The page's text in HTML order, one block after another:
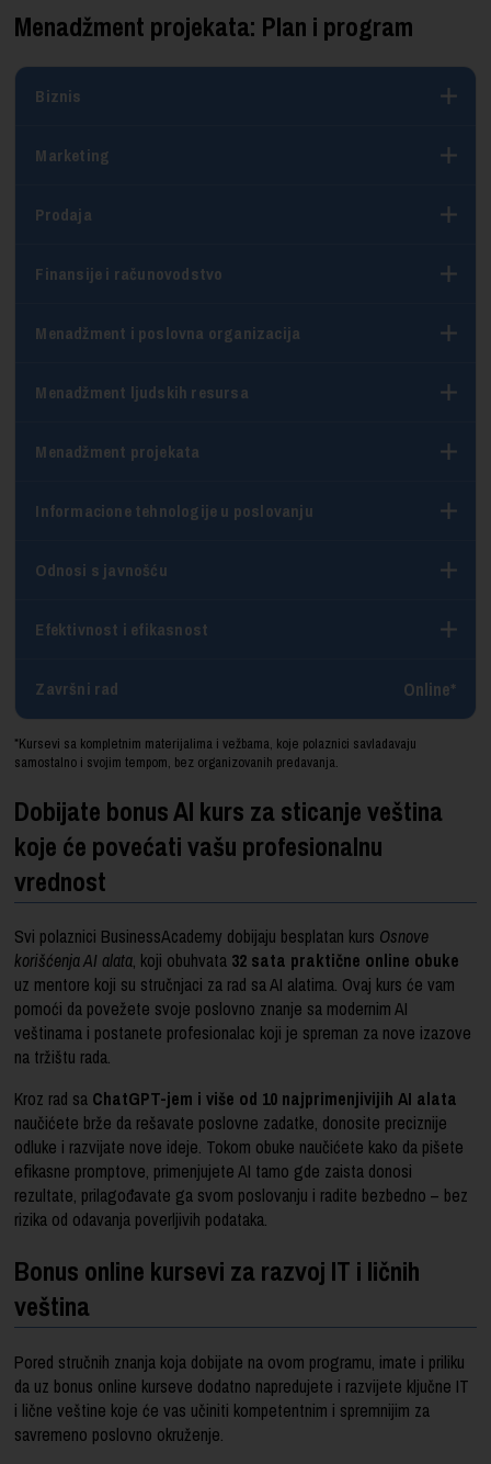
Menadžment projekata: Plan i program
Biznis
Marketing
Prodaja
Finansije i računovodstvo
Menadžment i poslovna organizacija
Menadžment ljudskih resursa
Menadžment projekata
Informacione tehnologije u poslovanju
Odnosi s javnošću
Efektivnost i efikasnost
Završni rad Online*
*Kursevi sa kompletnim materijalima i vežbama, koje polaznici savladavaju
samostalno i svojim tempom, bez organizovanih predavanja.
Dobijate bonus AI kurs za sticanje veština
koje će povećati vašu profesionalnu
vrednost
Svi polaznici BusinessAcademy dobijaju besplatan kurs Osnove
korišćenja AI alata, koji obuhvata 32 sata praktične online obuke
uz mentore koji su stručnjaci za rad sa AI alatima. Ovaj kurs će vam
pomoći da povežete svoje poslovno znanje sa modernim AI
veštinama i postanete profesionalac koji je spreman za nove izazove
na tržištu rada.
Kroz rad sa ChatGPT-jem i više od 10 najprimenjivijih AI alata
naučićete brže da rešavate poslovne zadatke, donosite preciznije
odluke i razvijate nove ideje. Tokom obuke naučićete kako da pišete
efikasne promptove, primenjujete AI tamo gde zaista donosi
rezultate, prilagođavate ga svom poslovanju i radite bezbedno – bez
rizika od odavanja poverljivih podataka.
Bonus online kursevi za razvoj IT i ličnih
veština
Pored stručnih znanja koja dobijate na ovom programu, imate i priliku
da uz bonus online kurseve dodatno napredujete i razvijete ključne IT
i lične veštine koje će vas učiniti kompetentnim i spremnijim za
savremeno poslovno okruženje.